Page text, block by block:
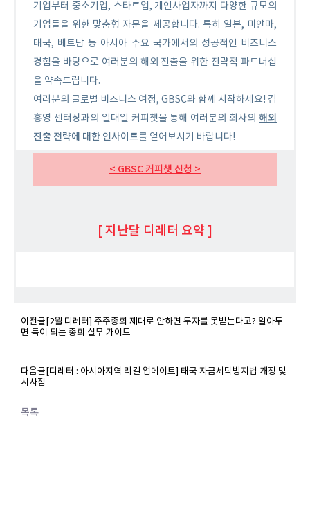
기업부터 중소기업, 스타트업, 개인사업자까지 다양한 규모의
기업들을 위한 맞춤형 자문을 제공합니다. 특히 일본, 미얀마,
태국, 베트남 등 아시아 주요 국가에서의 성공적인 비즈니스
경험을 바탕으로 여러분의 해외 진출을 위한 전략적 파트너십
을 약속드립니다.
여러분의 글로벌 비즈니스 여정, GBSC와 함께 시작하세요! 김
홍영 센터장과의 일대일 커피챗을 통해 여러분의 회사의 해외
진출 전략에 대한 인사이트를 얻어보시기 바랍니다!
< GBSC 커피챗 신청 >
[ 지난달 디레터 요약 ]
이전글 [2월 디레터] 주주총회 제대로 안하면 투자를 못받는다고? 알아두
면 득이 되는 총회 실무 가이드
다음글 [디레터 : 아시아지역 리걸 업데이트] 태국 자금세탁방지법 개정 및
시사점
목록